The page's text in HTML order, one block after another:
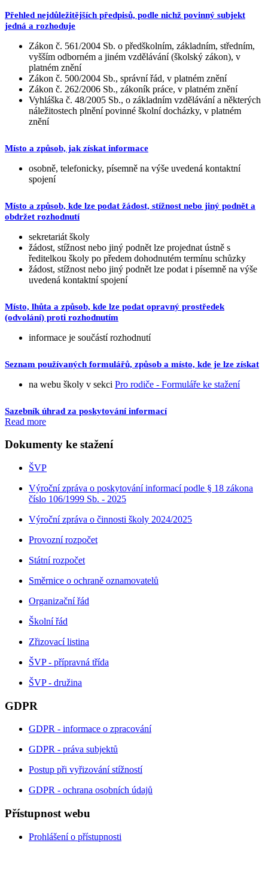
Přehled nejdůležitějších předpisů, podle nichž povinný subjekt
jedná a rozhoduje
Zákon č. 561/2004 Sb. o předškolním, základním, středním,
vyšším odborném a jiném vzdělávání (školský zákon), v
platném znění
Zákon č. 500/2004 Sb., správní řád, v platném znění
Zákon č. 262/2006 Sb., zákoník práce, v platném znění
Vyhláška č. 48/2005 Sb., o základním vzdělávání a některých
náležitostech plnění povinné školní docházky, v platném
znění
Místo a způsob, jak získat informace
osobně, telefonicky, písemně na výše uvedená kontaktní
spojení
Místo a způsob, kde lze podat žádost, stížnost nebo jiný podnět a
obdržet rozhodnutí
sekretariát školy
žádost, stížnost nebo jiný podnět lze projednat ústně s
ředitelkou školy po předem dohodnutém termínu schůzky
žádost, stížnost nebo jiný podnět lze podat i písemně na výše
uvedená kontaktní spojení
Místo, lhůta a způsob, kde lze podat opravný prostředek
(odvolání) proti rozhodnutím
informace je součástí rozhodnutí
Seznam používaných formulářů, způsob a místo, kde je lze získat
na webu školy v sekci Pro rodiče - Formuláře ke stažení
Sazebník úhrad za poskytování informací
Read more
Dokumenty ke stažení
ŠVP
Výroční zpráva o poskytování informací podle § 18 zákona
číslo 106/1999 Sb. - 2025
Výroční zpráva o činnosti školy 2024/2025
Provozní rozpočet
Státní rozpočet
Směrnice o ochraně oznamovatelů
Organizační řád
Školní řád
Zřizovací listina
ŠVP - přípravná třída
ŠVP - družina
GDPR
GDPR - informace o zpracování
GDPR - práva subjektů
Postup při vyřizování stížností
GDPR - ochrana osobních údajů
Přístupnost webu
Prohlášení o přístupnosti